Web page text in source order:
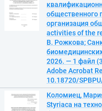
общественного
организация
activities of the
В. Рожкова;
2026. — 1 файл
Adobe Acrobat
10.18720/
Коломиец,
Styriaca на